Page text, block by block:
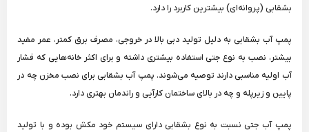
بشقابی (پروانه‌ای) بیشترین کاربرد را دارد.
پمپ آب بشقابی به دلیل تولید دبی بالا در خروجی، مصرف برق کمتر، عمر مفید
بیشتر، نصب به نوع جتی استفاده بیشتری داشته و برای اکثر خانه‌هایی که فشار
آب اولیه مناسبی دارند توصیه می‌شوند. پمپ آب بشقابی برای نصب مخزن چه در
پایین و زیرپله و چه در بالای ساختمان کارآیی و راندمان بهتری دارد.
پمپ آب جتی نسبت به نوع بشقابی دارای سیستم خود مکش بوده و با تولید